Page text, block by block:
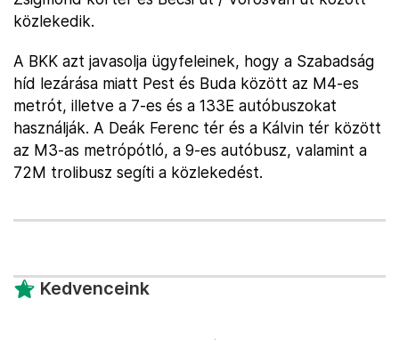
közlekedik.
A BKK azt javasolja ügyfeleinek, hogy a Szabadság
híd lezárása miatt Pest és Buda között az M4-es
metrót, illetve a 7-es és a 133E autóbuszokat
használják. A Deák Ferenc tér és a Kálvin tér között
az M3-as metrópótló, a 9-es autóbusz, valamint a
72M trolibusz segíti a közlekedést.
Kedvenceink